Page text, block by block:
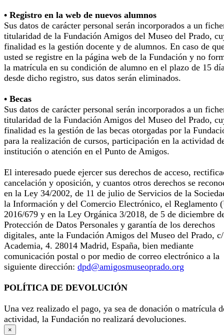
• Registro en la web de nuevos alumnos
Sus datos de carácter personal serán incorporados a un
titularidad de la Fundación Amigos del Museo del Prado,
finalidad es la gestión docente y de alumnos. En caso de
usted se registre en la página web de la Fundación y no
la matrícula en su condición de alumno en el plazo de 15
desde dicho registro, sus datos serán eliminados.
• Becas
Sus datos de carácter personal serán incorporados a un
titularidad de la Fundación Amigos del Museo del Prado,
finalidad es la gestión de las becas otorgadas por la
para la realización de cursos, participación en la actividad
institución o atención en el Punto de Amigos.
El interesado puede ejercer sus derechos de acceso,
cancelación y oposición, y cuantos otros derechos se
en la Ley 34/2002, de 11 de julio de Servicios de la
la Información y del Comercio Electrónico, el Reglamento
2016/679 y en la Ley Orgánica 3/2018, de 5 de diciembre
Protección de Datos Personales y garantía de los derechos
digitales, ante la Fundación Amigos del Museo del Prado,
Academia, 4. 28014 Madrid, España, bien mediante
comunicación postal o por medio de correo electrónico a la
siguiente dirección: dpd@amigosmuseoprado.org
POLÍTICA DE DEVOLUCIÓN
Una vez realizado el pago, ya sea de donación o matrícula
actividad, la Fundación no realizará devoluciones.
×